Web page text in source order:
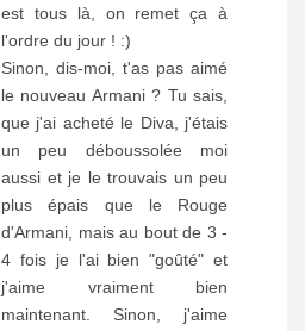
est tous là, on remet ça à
l'ordre du jour ! :)
Sinon, dis-moi, t'as pas aimé
le nouveau Armani ? Tu sais,
que j'ai acheté le Diva, j'étais
un peu déboussolée moi
aussi et je le trouvais un peu
plus épais que le Rouge
d'Armani, mais au bout de 3 -
4 fois je l'ai bien "goûté" et
j'aime vraiment bien
maintenant. Sinon, j'aime